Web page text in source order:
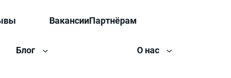
Блог
ВакансииПартнёрам
О нас